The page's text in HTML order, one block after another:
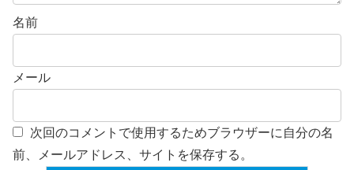
名前
メール
次回のコメントで使用するためブラウザーに自分の名
前、メールアドレス、サイトを保存する。